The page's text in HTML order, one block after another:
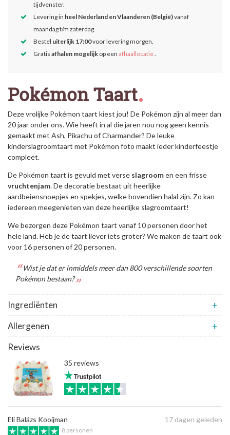
tijdvenster.
Levering in heel Nederland en Vlaanderen (België)vanaf
maandag t/m zaterdag.
Bestel uiterlijk 17:00voor levering morgen.
Gratis afhalen mogelijk op een afhaallocatie.
Pokémon Taart
Deze vrolijke Pokémon taart kiest jou! De Pokémon zijn al meer dan
20 jaar onder ons. Wie heeft in al die jaren nou nog geen kennis
gemaakt met Ash, Pikachu of Charmander? De leuke
kinderslagroomtaart met Pokémon foto maakt ieder kinderfeestje
compleet.
De Pokémon taart is gevuld met verse slagroomen een frisse
vruchtenjam. De decoratie bestaat uit heerlijke
aardbeiensnoepjes en spekjes, welke bovendien halal zijn. Zo kan
iedereen meegenieten van deze heerlijke slagroomtaart!
We bezorgen deze Pokémon taart vanaf 10 personen door het
hele land. Heb je de taart liever iets groter? We maken de taart ook
voor 16 personen of 20 personen.
Ingrediënten
+
Allergenen
+
Wist je dat er inmiddels meer dan 800 verschillende soorten
Pokémon bestaan?
Reviews
35 reviews
Eli Balázs Kooijman 17 dagen geleden
8 personen